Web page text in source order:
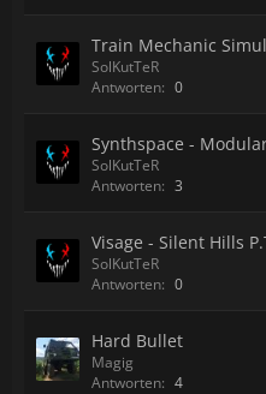
Train Mechanic
SolKutTeR
Antworten: 0
Synthspace -
SolKutTeR
Antworten: 3
Visage - Silent Hills
SolKutTeR
Antworten: 0
Hard Bullet
Magig
Antworten: 4